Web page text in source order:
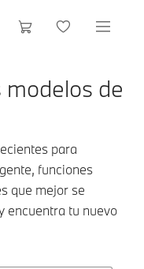
de
para
funciones
que mejor se
encuentra tu nuevo